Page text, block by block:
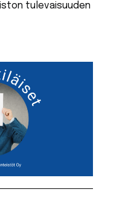
tulevaisuuden